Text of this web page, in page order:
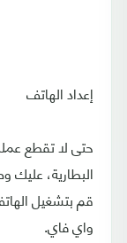
إعداد الهاتف
حتى لا تقطع
البطارية، عليك
قم بتشغيل
واي فاي.